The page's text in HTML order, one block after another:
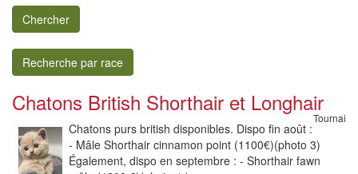
Chercher
Recherche par race
Chatons British Shorthair et Longhair
Tournai
Chatons purs british disponibles. Dispo fin août :
- Mâle Shorthair cinnamon point (1100€)(photo 3)
Également, dispo en septembre : - Shorthair fawn